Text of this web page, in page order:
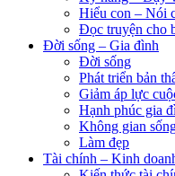
Hiểu con – Nói
Đọc truyện cho
Đời sống – Gia đình
Đời sống
Phát triển bản
Giảm áp lực
Hạnh phúc gia
Không gian
Làm đẹp
Tài chính – Kinh